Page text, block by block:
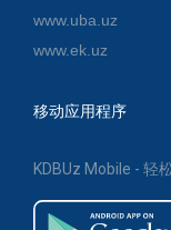
www.uba.uz
www.ek.uz
移动应用程序
KDBUz Mobile - 轻